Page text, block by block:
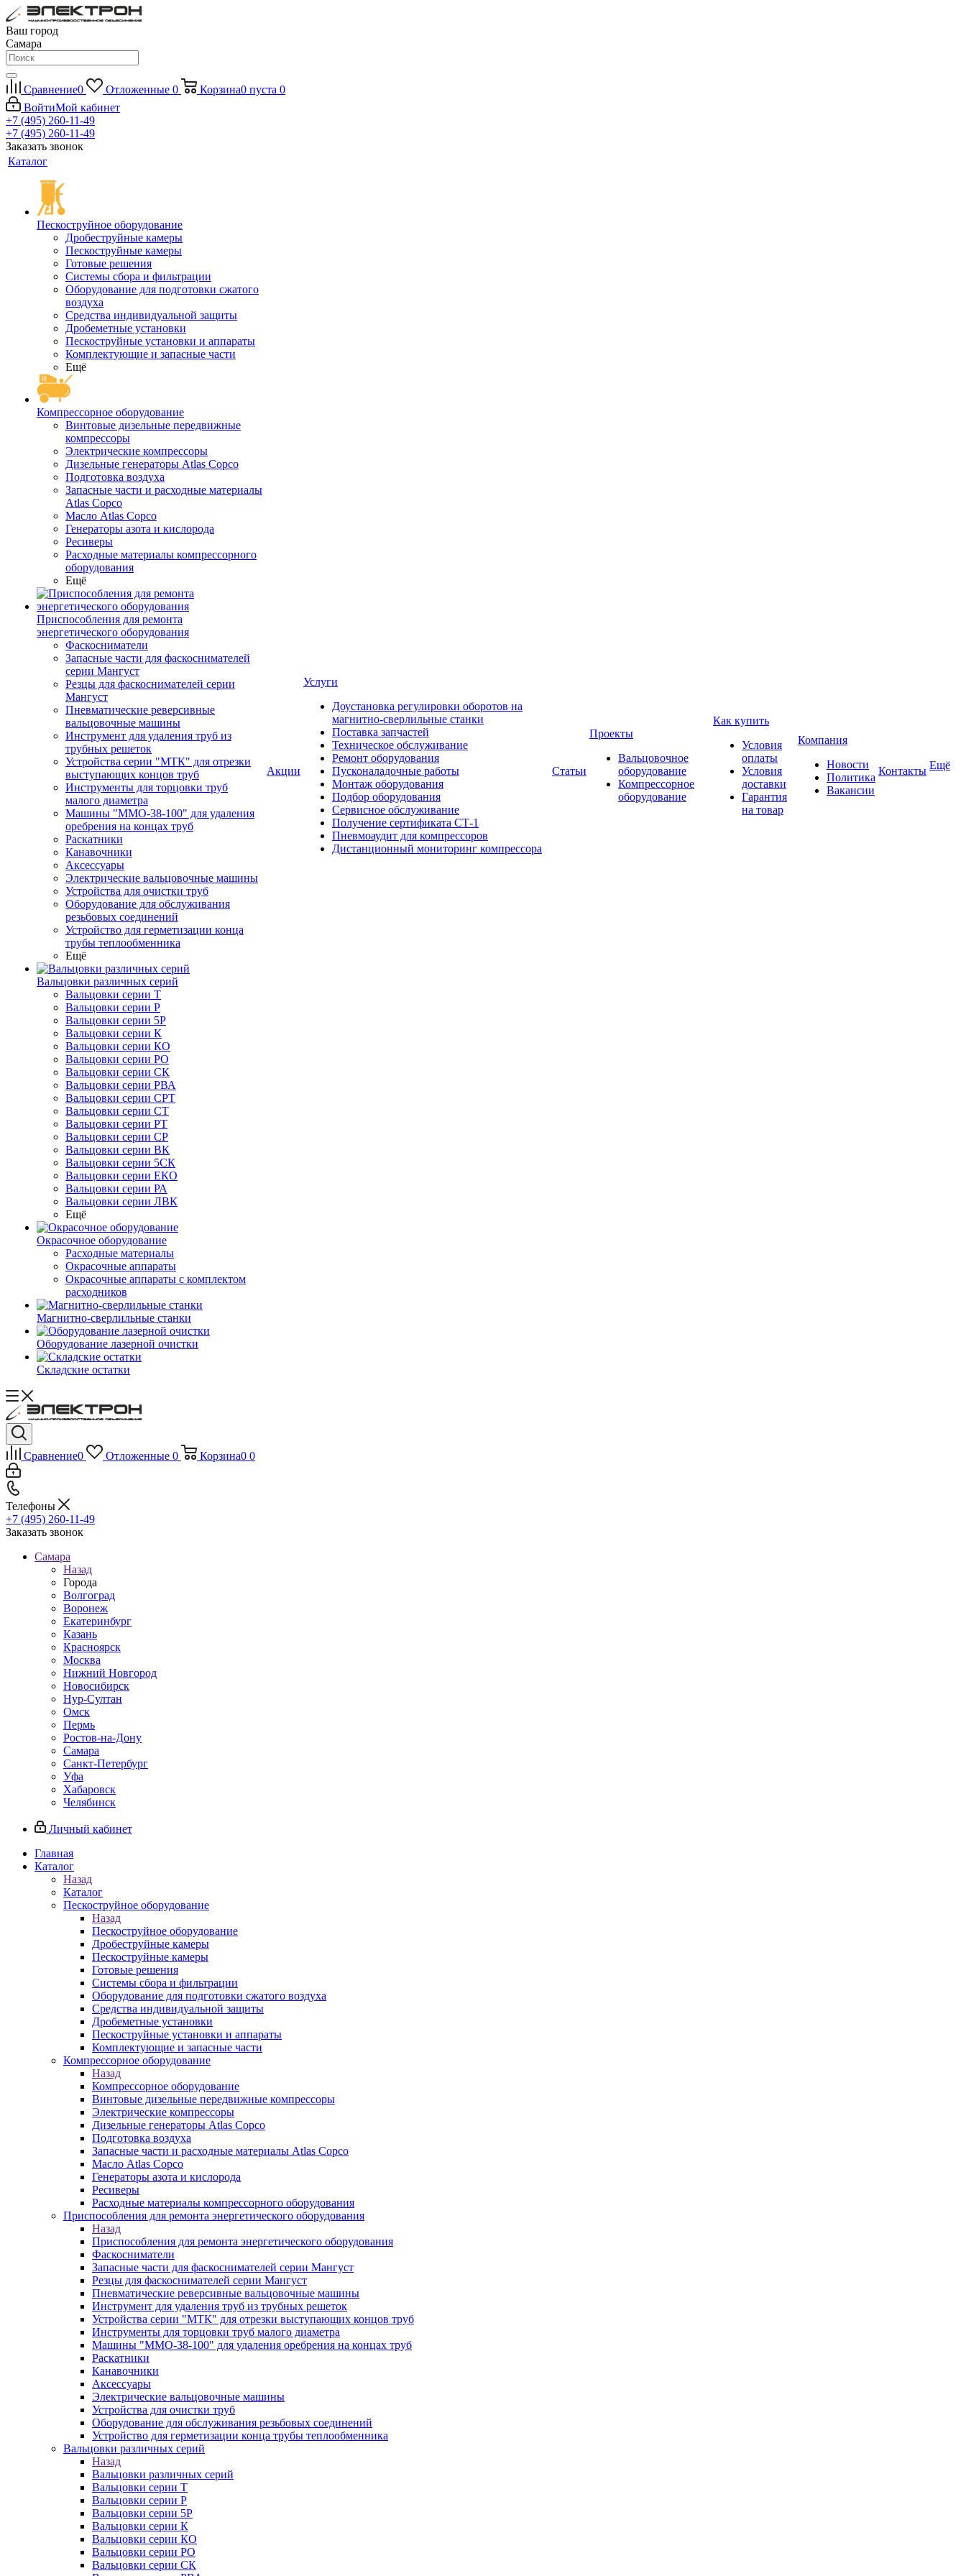
Ваш город
Самара
Сравнение0 Отложенные 0 Корзина0 пуста 0
ВойтиМой кабинет
+7 (495) 260-11-49
+7 (495) 260-11-49
Заказать звонок
Каталог
Пескоструйное оборудование
Дробеструйные камеры
Пескоструйные камеры
Готовые решения
Системы сбора и фильтрации
Оборудование для подготовки сжатого
воздуха
Средства индивидуальной защиты
Дробеметные установки
Пескоструйные установки и аппараты
Комплектующие и запасные части
Ещё
Компрессорное оборудование
Винтовые дизельные передвижные
компрессоры
Электрические компрессоры
Дизельные генераторы Atlas Copco
Подготовка воздуха
Запасные части и расходные материалы
Atlas Copco
Масло Atlas Copco
Генераторы азота и кислорода
Ресиверы
Расходные материалы компрессорного
оборудования
Ещё
Приспособления для ремонта
энергетического оборудования
Фаскосниматели
Запасные части для фаскоснимателей
серии Мангуст
Резцы для фаскоснимателей серии
Мангуст
Пневматические реверсивные
вальцовочные машины
Инструмент для удаления труб из
трубных решеток
Устройства серии "МТК" для отрезки
выступающих концов труб
Инструменты для торцовки труб
малого диаметра
Машины "ММО-38-100" для удаления
оребрения на концах труб
Раскатники
Канавочники
Аксессуары
Электрические вальцовочные машины
Устройства для очистки труб
Оборудование для обслуживания
резьбовых соединений
Устройство для герметизации конца
трубы теплообменника
Ещё
Вальцовки различных серий
Вальцовки серии Т
Вальцовки серии Р
Вальцовки серии 5Р
Вальцовки серии К
Вальцовки серии КО
Вальцовки серии РО
Вальцовки серии СК
Вальцовки серии РВА
Вальцовки серии СРТ
Вальцовки серии СТ
Вальцовки серии РТ
Вальцовки серии СР
Вальцовки серии ВК
Вальцовки серии 5СК
Вальцовки серии ЕКО
Вальцовки серии РА
Вальцовки серии ЛВК
Ещё
Окрасочное оборудование
Расходные материалы
Окрасочные аппараты
Окрасочные аппараты с комплектом
расходников
Магнитно-сверлильные станки
Оборудование лазерной очистки
Складские остатки
Акции
Услуги
Доустановка регулировки оборотов на
магнитно-сверлильные станки
Поставка запчастей
Техническое обслуживание
Ремонт оборудования
Пусконаладочные работы
Монтаж оборудования
Подбор оборудования
Сервисное обслуживание
Получение сертификата СТ-1
Пневмоаудит для компрессоров
Дистанционный мониторинг компрессора
Статьи
Проекты
Вальцовочное
оборудование
Компрессорное
оборудование
Как купить
Условия
оплаты
Условия
доставки
Гарантия
на товар
Компания
Новости
Политика
Вакансии
Контакты Ещё
Сравнение0 Отложенные 0 Корзина0 0
Телефоны
+7 (495) 260-11-49
Заказать звонок
Самара
Назад
Города
Волгоград
Воронеж
Екатеринбург
Казань
Красноярск
Москва
Нижний Новгород
Новосибирск
Нур-Султан
Омск
Пермь
Ростов-на-Дону
Самара
Санкт-Петербург
Уфа
Хабаровск
Челябинск
Личный кабинет
Главная
Каталог
Назад
Каталог
Пескоструйное оборудование
Назад
Пескоструйное оборудование
Дробеструйные камеры
Пескоструйные камеры
Готовые решения
Системы сбора и фильтрации
Оборудование для подготовки сжатого воздуха
Средства индивидуальной защиты
Дробеметные установки
Пескоструйные установки и аппараты
Комплектующие и запасные части
Компрессорное оборудование
Назад
Компрессорное оборудование
Винтовые дизельные передвижные компрессоры
Электрические компрессоры
Дизельные генераторы Atlas Copco
Подготовка воздуха
Запасные части и расходные материалы Atlas Copco
Масло Atlas Copco
Генераторы азота и кислорода
Ресиверы
Расходные материалы компрессорного оборудования
Приспособления для ремонта энергетического оборудования
Назад
Приспособления для ремонта энергетического оборудования
Фаскосниматели
Запасные части для фаскоснимателей серии Мангуст
Резцы для фаскоснимателей серии Мангуст
Пневматические реверсивные вальцовочные машины
Инструмент для удаления труб из трубных решеток
Устройства серии "МТК" для отрезки выступающих концов труб
Инструменты для торцовки труб малого диаметра
Машины "ММО-38-100" для удаления оребрения на концах труб
Раскатники
Канавочники
Аксессуары
Электрические вальцовочные машины
Устройства для очистки труб
Оборудование для обслуживания резьбовых соединений
Устройство для герметизации конца трубы теплообменника
Вальцовки различных серий
Назад
Вальцовки различных серий
Вальцовки серии Т
Вальцовки серии Р
Вальцовки серии 5Р
Вальцовки серии К
Вальцовки серии КО
Вальцовки серии РО
Вальцовки серии СК